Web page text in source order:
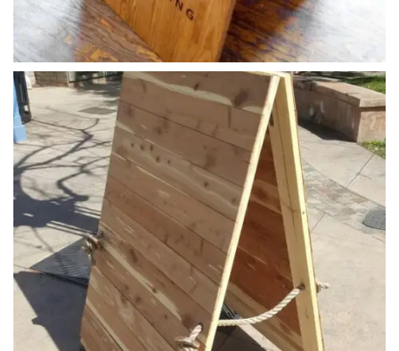
ahsap_ayakli_tabela (9)